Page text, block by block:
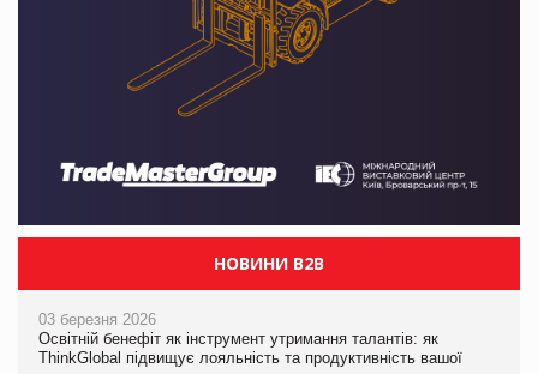
НОВИНИ B2B
03 березня 2026
Освітній бенефіт як інструмент утримання талантів: як
ThinkGlobal підвищує лояльність та продуктивність вашої